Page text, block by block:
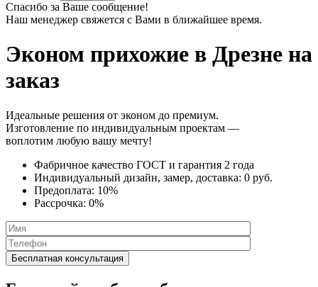
Спасибо за Ваше сообщение!
Наш менеджер свяжется с Вами в ближайшее время.
Эконом прихожие в Дрезне на
заказ
Идеальные решения от эконом до премиум.
Изготовление по индивидуальным проектам —
воплотим любую вашу мечту!
Фабричное качество ГОСТ и гарантия 2 года
Индивидуальный дизайн, замер, доставка: 0 руб.
Предоплата: 10%
Рассрочка: 0%